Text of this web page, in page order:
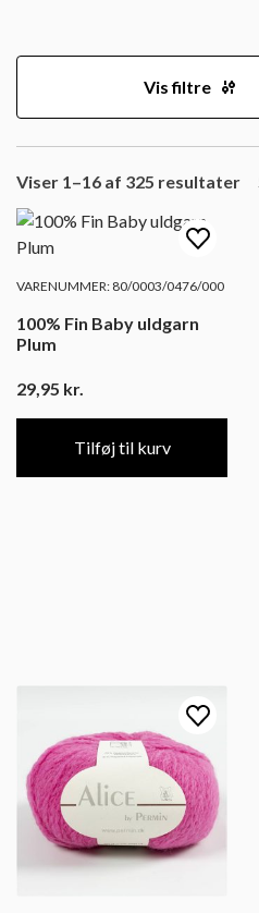
Vis filtre
Viser 1–16 af 325 resultater
VARENUMMER: 80/0003/0476/000
100% Fin Baby uldgarn
Plum
29,95 kr.
Tilføj til kurv